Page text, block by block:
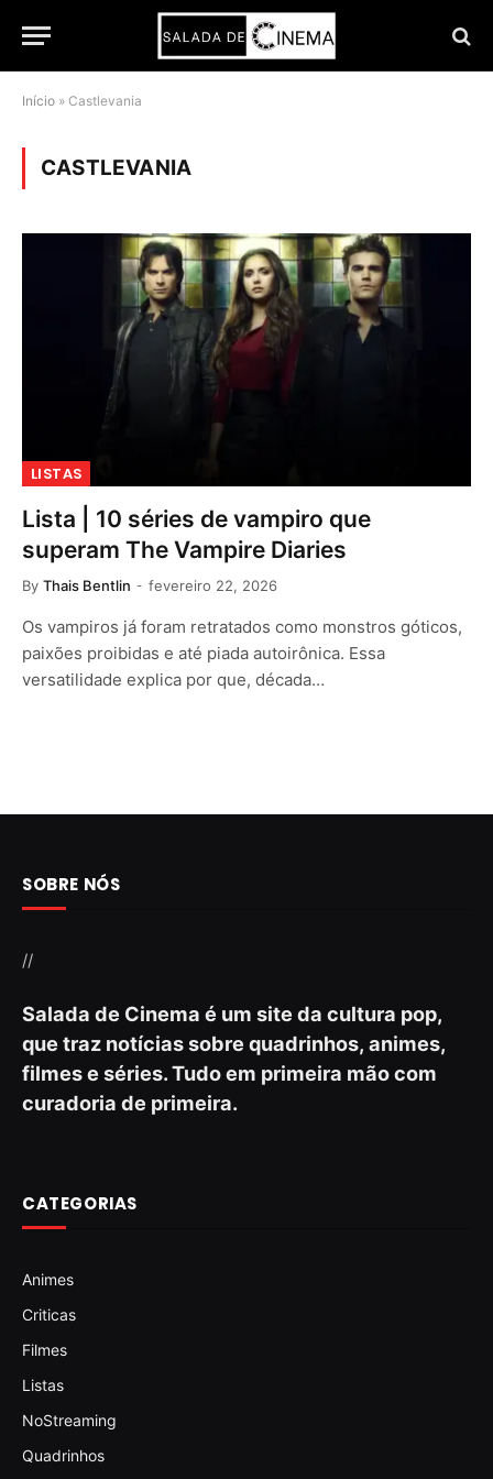
Início » Castlevania
CASTLEVANIA
LISTAS
Lista | 10 séries de vampiro que
superam The Vampire Diaries
By Thais Bentlin fevereiro 22, 2026
Os vampiros já foram retratados como monstros góticos,
paixões proibidas e até piada autoirônica. Essa
versatilidade explica por que, década…
SOBRE NÓS
//
Salada de Cinema é um site da cultura pop,
que traz notícias sobre quadrinhos, animes,
filmes e séries. Tudo em primeira mão com
curadoria de primeira.
CATEGORIAS
Animes
Criticas
Filmes
Listas
NoStreaming
Quadrinhos